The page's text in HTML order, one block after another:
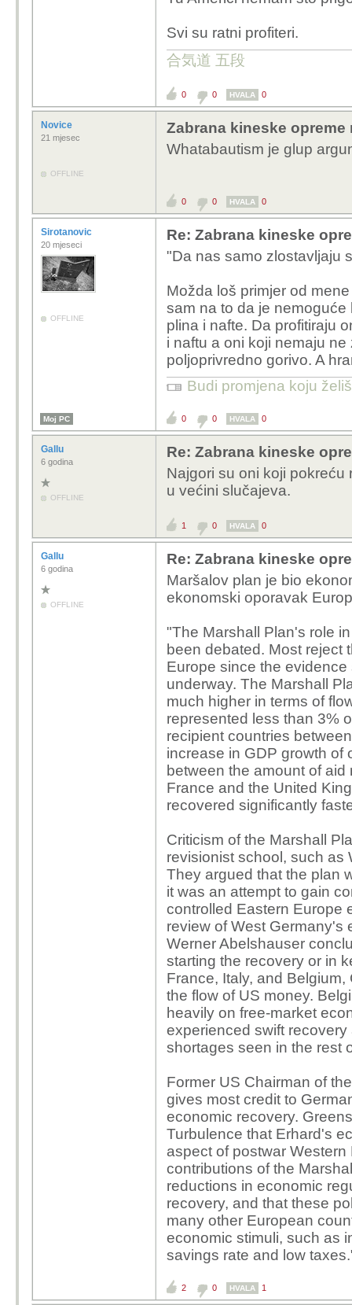
Svi su ratni profiteri.
合気道 五段
0 0 HVALA 0
Novice
21 mjesec
OFFLINE
Zabrana kineske
Whatabautism je glup
0 0 HVALA 0
Sirotanovic
20 mjeseci
OFFLINE
Re: Zabrana kineske
"Da nas samo zlostavljaju
Možda loš primjer od
sam na to da je
plina i nafte. Da profitiraju
i naftu a oni koji nemaju
poljoprivredno gorivo. A
Budi promjena koju
Moj PC 0 0 HVALA 0
Gallu
6 godina
OFFLINE
Re: Zabrana kineske
Najgori su oni koji pokreću
u većini slučajeva.
1 0 HVALA 0
Gallu
6 godina
OFFLINE
Re: Zabrana kineske
Maršalov plan je bio
ekonomski oporavak
"The Marshall Plan's role
been debated. Most reject
Europe since the
underway. The Marshall
much higher in terms of
represented less than 3%
recipient countries
increase in GDP growth of
between the amount of
France and the United
recovered significantly
Criticism of the Marshall
revisionist school, such as
They argued that the plan
it was an attempt to gain
controlled Eastern Europe
review of West Germany's
Werner Abelshauser
starting the recovery or in
France, Italy, and
the flow of US money.
heavily on free-market
experienced swift
shortages seen in the rest
Former US Chairman of
gives most credit to
economic recovery.
Turbulence that Erhard's
aspect of postwar
contributions of the
reductions in economic
recovery, and that these
many other European
economic stimuli, such as
savings rate and low
2 0 HVALA 1